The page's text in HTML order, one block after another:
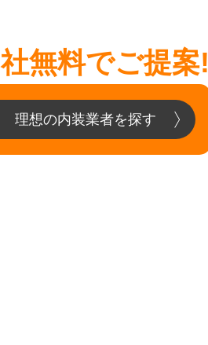
社無料でご提案!
理想の内装業者を探す